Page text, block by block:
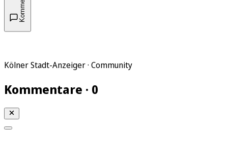
Kölner Stadt-Anzeiger · Community
Kommentare · 0